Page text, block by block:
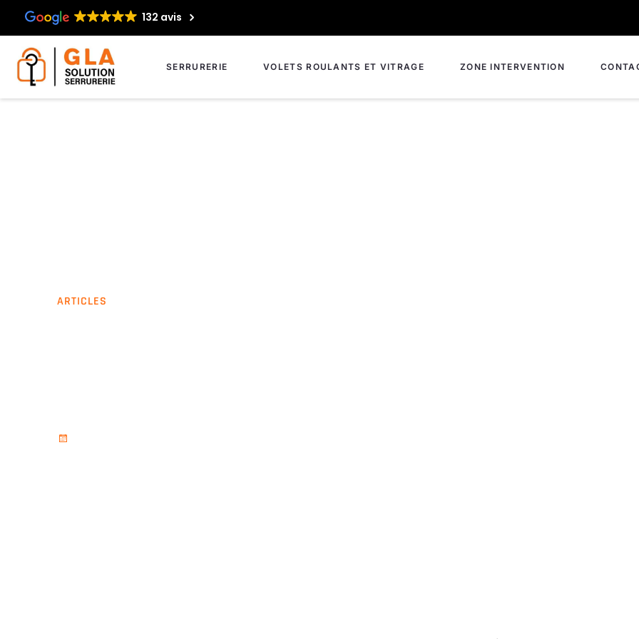
132 avis
SERRURERIE VOLETS ROULANTS ET VITRAGE ZONE INTERVENTION
ARTICLES